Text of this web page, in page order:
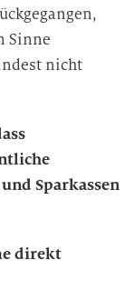
Sinne
nicht
Sparkassen
direkt